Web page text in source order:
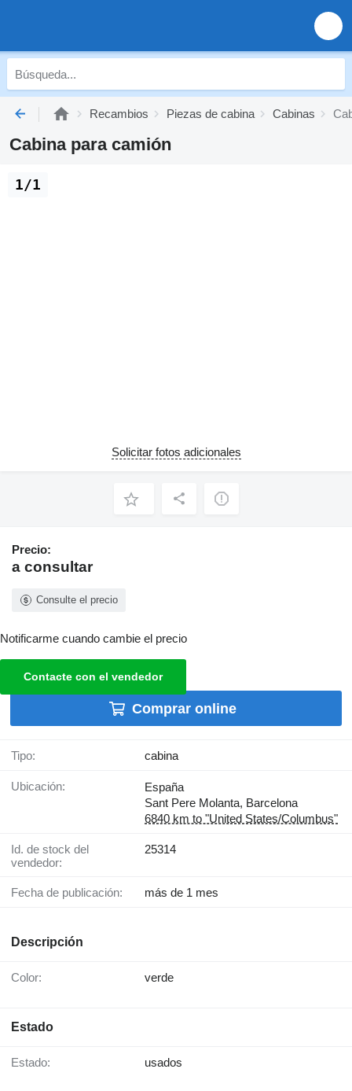
Recambios Piezas de cabina Cabinas
Cabina para camión
1/1
Solicitar fotos adicionales
Precio:
a consultar
Consulte el precio
Notificarme cuando cambie el precio
Contacte con el vendedor
Comprar online
Tipo: cabina
Ubicación:
España
Sant Pere Molanta, Barcelona
6840 km to "United States/Columbus"
Id. de stock del
vendedor:
25314
Fecha de publicación: más de 1 mes
Descripción
Color: verde
Estado
Estado: usados